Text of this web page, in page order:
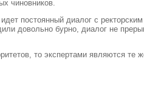
чиновников.
постоянный диалог с
довольно бурно, диалог не
то экспертами являются